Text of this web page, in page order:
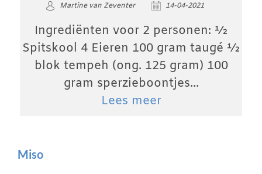
Martine van Zeventer 14-04-2021
Ingrediënten voor 2 personen: ½
Spitskool 4 Eieren 100 gram taugé ½
blok tempeh (ong. 125 gram) 100
gram sperzieboontjes...
Lees meer
Miso